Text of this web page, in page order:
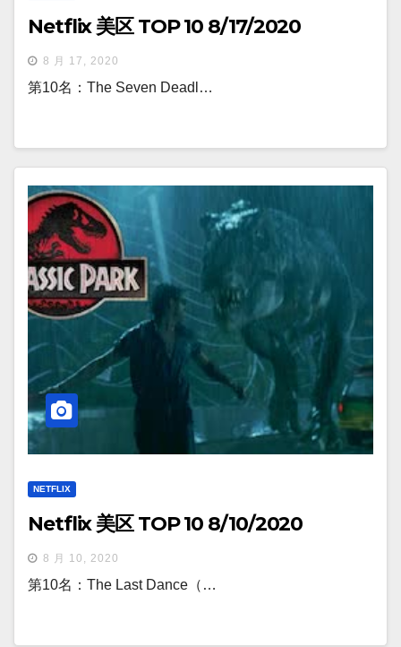
Netflix 美区 TOP 10 8/17/2020
8 月 17, 2020
第10名：The Seven Deadl…
NETFLIX
Netflix 美区 TOP 10 8/10/2020
8 月 10, 2020
第10名：The Last Dance（…